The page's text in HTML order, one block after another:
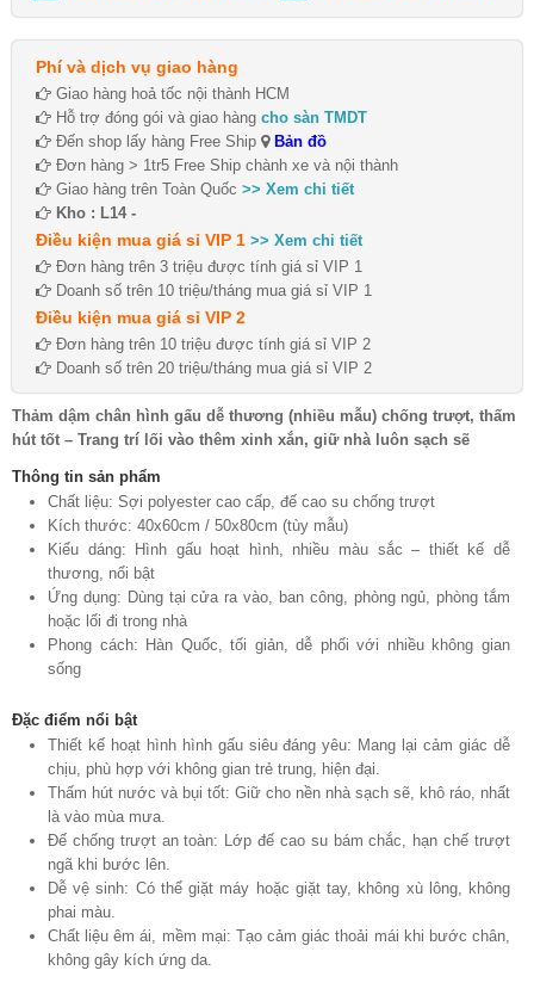
Phí và dịch vụ giao hàng
Giao hàng hoả tốc nội thành HCM
Hỗ trợ đóng gói và giao hàng cho sàn TMDT
Đến shop lấy hàng Free Ship
Bản đồ
Đơn hàng > 1tr5 Free Ship chành xe và nội thành
Giao hàng trên Toàn Quốc >> Xem chi tiết
Kho : L14 -
Điều kiện mua giá sỉ VIP 1 >> Xem chi tiết
Đơn hàng trên 3 triệu được tính giá sỉ VIP 1
Doanh số trên 10 triệu/tháng mua giá sỉ VIP 1
Điều kiện mua giá sỉ VIP 2
Đơn hàng trên 10 triệu được tính giá sỉ VIP 2
Doanh số trên 20 triệu/tháng mua giá sỉ VIP 2
Thảm dậm chân hình gấu dễ thương (nhiều mẫu) chống trượt, thấm
hút tốt – Trang trí lối vào thêm xinh xắn, giữ nhà luôn sạch sẽ
Thông tin sản phẩm
Chất liệu: Sợi polyester cao cấp, đế cao su chống trượt
Kích thước: 40x60cm / 50x80cm (tùy mẫu)
Kiểu dáng: Hình gấu hoạt hình, nhiều màu sắc – thiết kế dễ
thương, nổi bật
Ứng dụng: Dùng tại cửa ra vào, ban công, phòng ngủ, phòng tắm
hoặc lối đi trong nhà
Phong cách: Hàn Quốc, tối giản, dễ phối với nhiều không gian
sống
Đặc điểm nổi bật
Thiết kế hoạt hình hình gấu siêu đáng yêu: Mang lại cảm giác dễ
chịu, phù hợp với không gian trẻ trung, hiện đại.
Thấm hút nước và bụi tốt: Giữ cho nền nhà sạch sẽ, khô ráo, nhất
là vào mùa mưa.
Đế chống trượt an toàn: Lớp đế cao su bám chắc, hạn chế trượt
ngã khi bước lên.
Dễ vệ sinh: Có thể giặt máy hoặc giặt tay, không xù lông, không
phai màu.
Chất liệu êm ái, mềm mại: Tạo cảm giác thoải mái khi bước chân,
không gây kích ứng da.